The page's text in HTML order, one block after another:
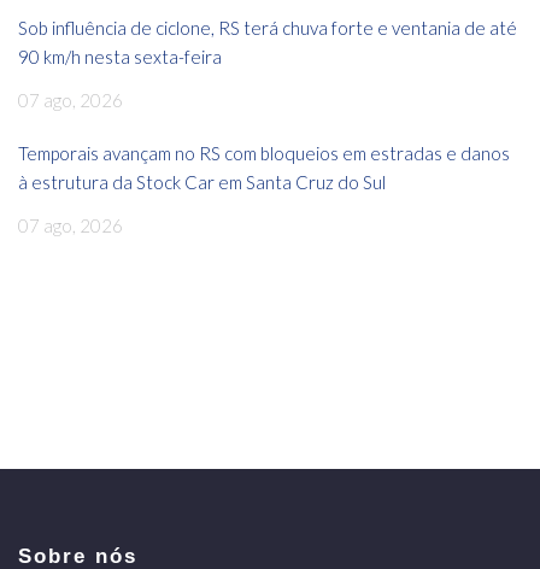
Sob influência de ciclone, RS terá chuva forte e ventania de até
90 km/h nesta sexta-feira
07 ago, 2026
Temporais avançam no RS com bloqueios em estradas e danos
à estrutura da Stock Car em Santa Cruz do Sul
07 ago, 2026
Sobre nós